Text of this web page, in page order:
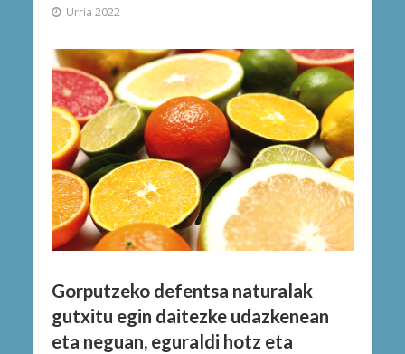
Urria 2022
Gorputzeko defentsa naturalak
gutxitu egin daitezke udazkenean
eta neguan, eguraldi hotz eta